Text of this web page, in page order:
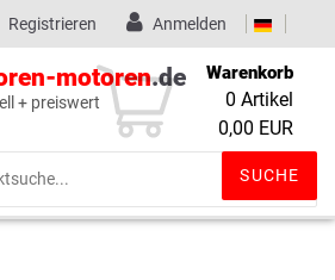
Wunschliste (0)
Anmelden
Registrieren
motoren.de
+ preiswert
SUCHE
Warenkorb
0 Artikel
0,00 EUR